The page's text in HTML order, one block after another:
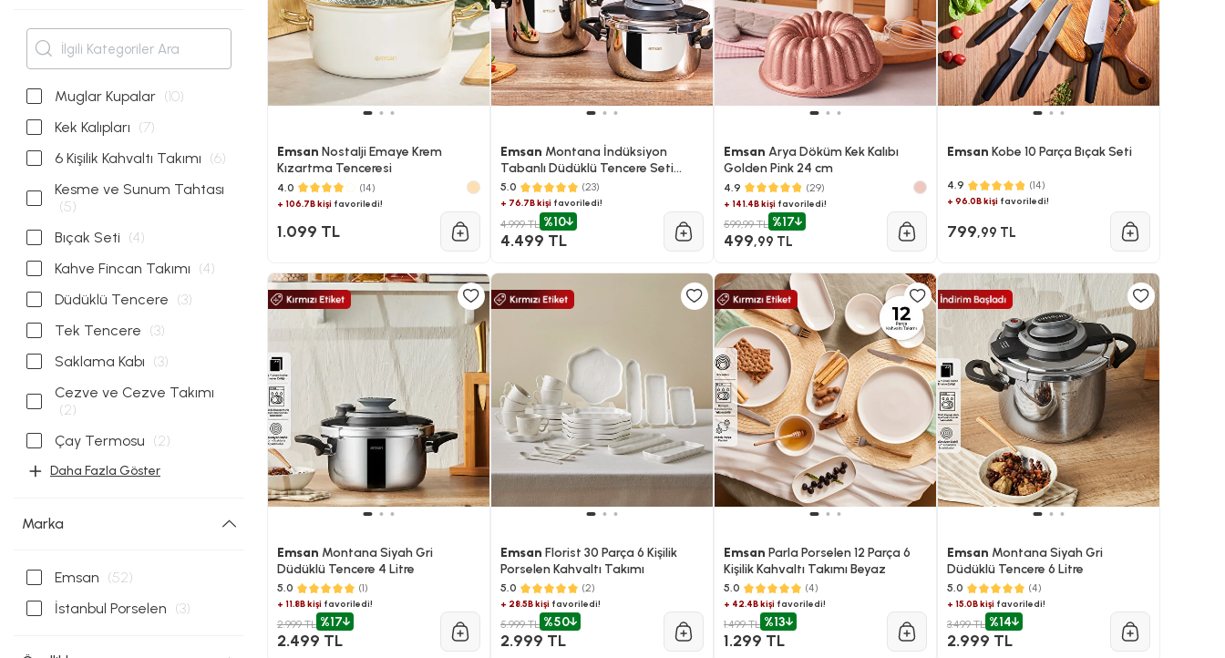
Muglar Kupalar (10)
Kek Kalıpları (7)
6 Kişilik Kahvaltı Takımı (6)
Kesme ve Sunum Tahtası
(5)
Bıçak Seti (4)
Kahve Fincan Takımı (4)
Düdüklü Tencere (3)
Tek Tencere (3)
Saklama Kabı (3)
Cezve ve Cezve Takımı
(2)
Çay Termosu (2)
Daha Fazla Göster
Marka
Emsan (52)
İstanbul Porselen (3)
Emsan Nostalji Emaye Krem
Kızartma Tenceresi
4.0 (14)
+ 106.7B kişifavoriledi!
1.099 TL
Emsan Montana İndüksiyon
Tabanlı Düdüklü Tencere Seti
Siyah Gri 4+6 Litre
5.0 (23)
+ 76.7B kişifavoriledi!
4.999 TL %10
4.499 TL
Emsan Arya Döküm Kek Kalıbı
Golden Pink 24 cm
4.9 (29)
+ 141.4B kişifavoriledi!
599,99 TL %17
499,99 TL
Emsan Kobe 10 Parça Bıçak Seti
4.9 (14)
+ 96.0B kişi favoriledi!
799,99 TL
Emsan Montana Siyah Gri
Düdüklü Tencere 4 Litre
5.0 (1)
+ 11.8B kişifavoriledi!
2.999 TL %17
2.499 TL
Emsan Florist 30 Parça 6 Kişilik
Porselen Kahvaltı Takımı
5.0 (2)
+ 28.5B kişifavoriledi!
5.999 TL %50
2.999 TL
Emsan Parla Porselen 12 Parça 6
Kişilik Kahvaltı Takımı Beyaz
5.0 (4)
+ 42.4B kişifavoriledi!
1.499 TL %13
1.299 TL
Emsan Montana Siyah Gri
Düdüklü Tencere 6 Litre
5.0 (4)
+ 15.0B kişi favoriledi!
3.499 TL %14
2.999 TL